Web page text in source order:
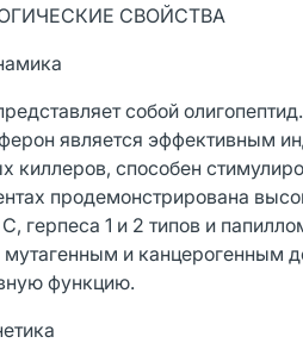
СВОЙСТВА
собой
является эффективным
киллеров, способен
продемонстрирована
С, герпеса 1 и 2 типов и
и канцерогенным
функцию.